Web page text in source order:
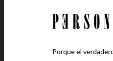
Porque el